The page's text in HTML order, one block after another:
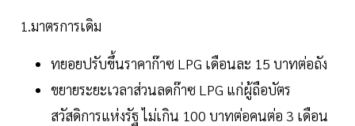
1.มาตรการเดิม
ทยอยปรับขึ้นราคาก๊าซ LPG เดือนละ 15 บาทต่อถัง
ขยายระยะเวลาส่วนลดก๊าซ LPG แก่ผู้ถือบัตร
สวัสดิการแห่งรัฐ ไม่เกิน 100 บาทต่อคนต่อ 3 เดือน